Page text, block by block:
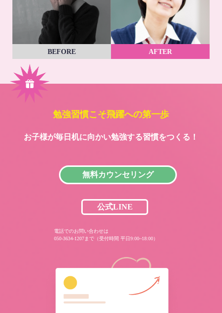
BEFORE AFTER
勉強習慣こそ飛躍への第一歩
お子様が毎日机に向かい勉強する習慣をつくる！
無料カウンセリング
公式LINE
電話でのお問い合わせは
050-3634-1207まで（受付時間 平日9:00~18:00）